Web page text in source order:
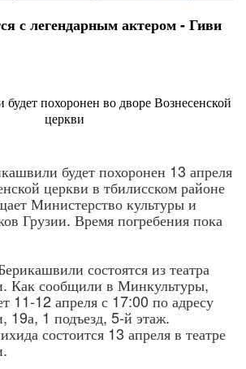
с легендарным актером - Гиви
похоронен во дворе Вознесенской
церкви
будет похоронен 13 апреля
церкви в тбилисском районе
Министерство культуры и
Грузии. Время погребения пока
состоятся из театра
Как сообщили в Минкультуры,
11-12 апреля с 17:00 по адресу
19а, 1 подъезд, 5-й этаж.
состоится 13 апреля в театре